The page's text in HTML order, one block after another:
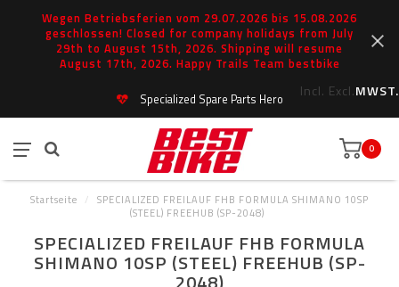
Wegen Betriebsferien vom 29.07.2026 bis 15.08.2026
geschlossen! Closed for company holidays from July
29th to August 15th, 2026. Shipping will resume
August 17th, 2026. Happy Trails Team bestbike
Incl. Excl.MWST.
Specialized Spare Parts Hero
0
Startseite /
SPECIALIZED FREILAUF FHB FORMULA SHIMANO 10SP
(STEEL) FREEHUB (SP-2048)
SPECIALIZED FREILAUF FHB FORMULA
SHIMANO 10SP (STEEL) FREEHUB (SP-